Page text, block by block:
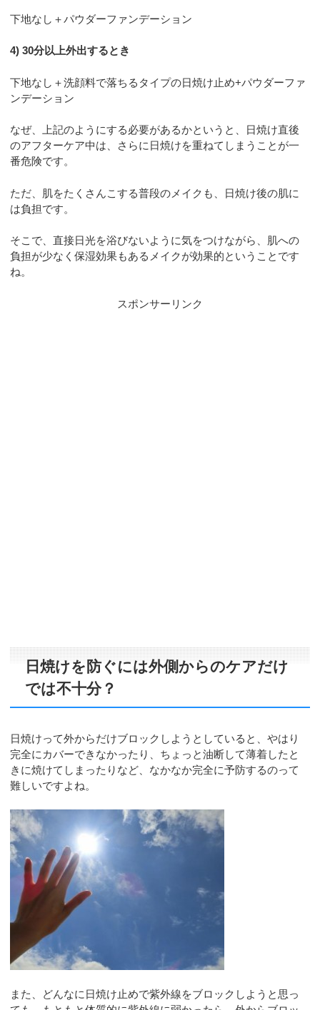
下地なし＋パウダーファンデーション
4) 30分以上外出するとき
下地なし＋洗顔料で落ちるタイプの日焼け止め+パウダーファ
ンデーション
なぜ、上記のようにする必要があるかというと、日焼け直後
のアフターケア中は、さらに日焼けを重ねてしまうことが一
番危険です。
ただ、肌をたくさんこする普段のメイクも、日焼け後の肌に
は負担です。
そこで、直接日光を浴びないように気をつけながら、肌への
負担が少なく保湿効果もあるメイクが効果的ということです
ね。
スポンサーリンク
日焼けを防ぐには外側からのケアだけ
では不十分？
日焼けって外からだけブロックしようとしていると、やはり
完全にカバーできなかったり、ちょっと油断して薄着したと
きに焼けてしまったりなど、なかなか完全に予防するのって
難しいですよね。
また、どんなに日焼け止めで紫外線をブロックしようと思っ